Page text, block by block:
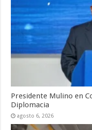
Presidente Mulino en
Diplomacia
agosto 6, 2026